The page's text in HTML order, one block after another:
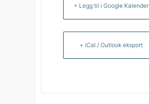
+ Legg til i Google Kalender
+ iCal / Outlook eksport